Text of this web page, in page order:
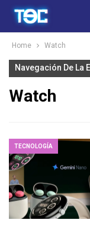
Home Watch
Navegación De La
Watch
TECNOLOGÍA